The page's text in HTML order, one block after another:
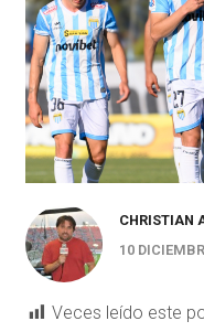
CHRISTIAN
10
Veces leído este